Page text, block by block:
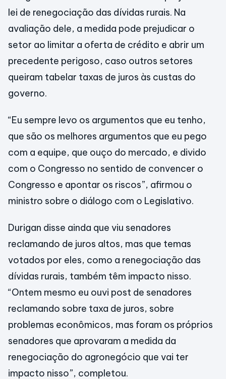
lei de renegociação das dívidas rurais. Na
avaliação dele, a medida pode prejudicar o
setor ao limitar a oferta de crédito e abrir um
precedente perigoso, caso outros setores
queiram tabelar taxas de juros às custas do
governo.
“Eu sempre levo os argumentos que eu tenho,
que são os melhores argumentos que eu pego
com a equipe, que ouço do mercado, e divido
com o Congresso no sentido de convencer o
Congresso e apontar os riscos”, afirmou o
ministro sobre o diálogo com o Legislativo.
Durigan disse ainda que viu senadores
reclamando de juros altos, mas que temas
votados por eles, como a renegociação das
dívidas rurais, também têm impacto nisso.
“Ontem mesmo eu ouvi post de senadores
reclamando sobre taxa de juros, sobre
problemas econômicos, mas foram os próprios
senadores que aprovaram a medida da
renegociação do agronegócio que vai ter
impacto nisso”, completou.